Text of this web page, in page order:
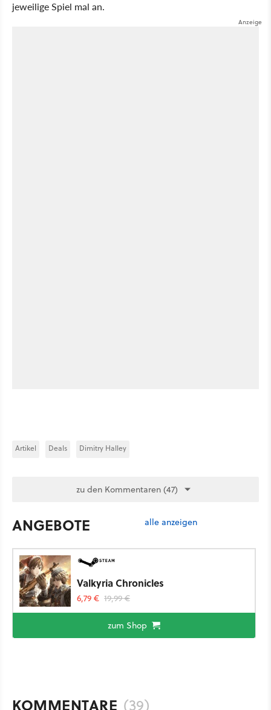
jeweilige Spiel mal an.
Artikel Deals Dimitry Halley
zu den Kommentaren (47)
ANGEBOTE alle anzeigen
Valkyria Chronicles
6,79 € 19,99 €
zum Shop
KOMMENTARE (39)